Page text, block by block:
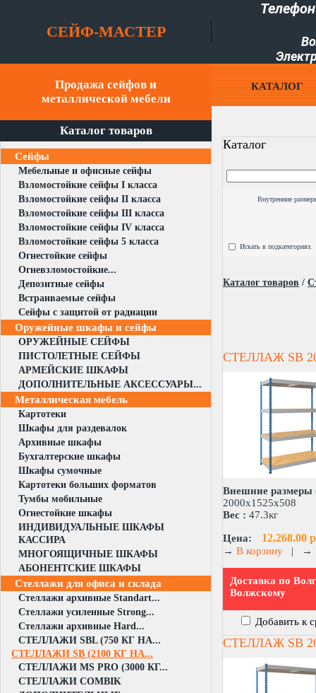
СЕЙФ-МАСТЕР
Продажа сейфов и
металлической мебели
Каталог товаров
Сейфы
Мебельные и офисные сейфы
Взломостойкие сейфы I класса
Взломостойкие сейфы II класса
Взломостойкие сейфы III класса
Взломостойкие сейфы IV класса
Взломостойкие сейфы 5 класса
Огнестойкие сейфы
Огневзломостойкие...
Депозитные сейфы
Встраиваемые сейфы
Сейфы с защитой от радиации
Оружейные шкафы и сейфы
ОРУЖЕЙНЫЕ СЕЙФЫ
ПИСТОЛЕТНЫЕ СЕЙФЫ
АРМЕЙСКИЕ ШКАФЫ
ДОПОЛНИТЕЛЬНЫЕ АКСЕССУАРЫ...
Металлическая мебель
Картотеки
Шкафы для раздевалок
Архивные шкафы
Бухгалтерские шкафы
Шкафы сумочные
Картотеки больших форматов
Тумбы мобильные
Огнестойкие шкафы
ИНДИВИДУАЛЬНЫЕ ШКАФЫ
КАССИРА
МНОГОЯЩИЧНЫЕ ШКАФЫ
АБОНЕНТСКИЕ ШКАФЫ
Стеллажи для офиса и склада
Стеллажи архивные Standart...
Стеллажи усиленные Strong...
Стеллажи архивные Hard...
СТЕЛЛАЖИ SBL (750 КГ НА...
СТЕЛЛАЖИ SB (2100 КГ НА...
СТЕЛЛАЖИ MS PRO (3000 КГ...
СТЕЛЛАЖИ COMBIK
КАТАЛОГ
Каталог
Внутренние
Искать в подкатегориях
Каталог товаров /
СТЕЛЛАЖ SB
Внешние
2000x1525x508
Вес : 47.3кг
Цена: 12,268.00
→ В корзину | →
Доставка по
Волжскому
Добавить к
СТЕЛЛАЖ SB